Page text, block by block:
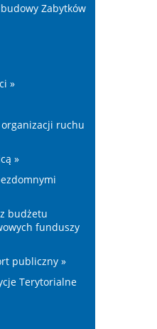
Zabytków
»
ruchu
»
budżetu
funduszy
publiczny »
Terytorialne